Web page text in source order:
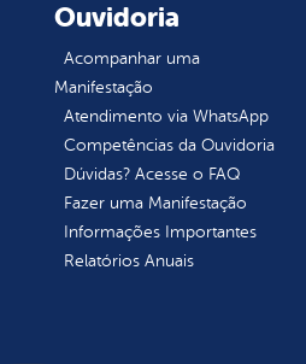
Ouvidoria
Acompanhar uma
Manifestação
Atendimento via WhatsApp
Competências da Ouvidoria
Dúvidas? Acesse o FAQ
Fazer uma Manifestação
Informações Importantes
Relatórios Anuais